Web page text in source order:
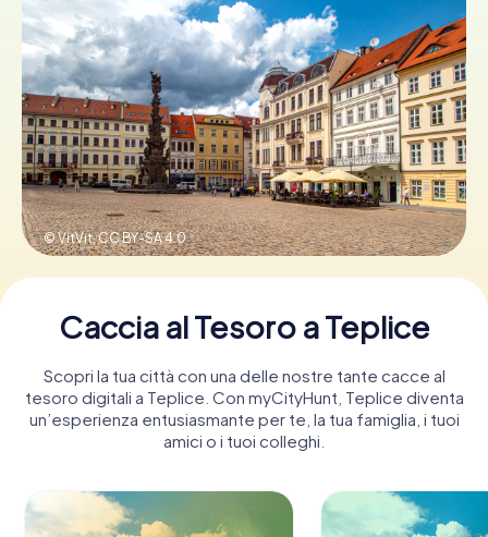
ES
FR UK
IT
NL
Prenota Biglietti
Acquista i Voucher
© VitVit,CC BY-SA 4.0
Caccia al Tesoro a Teplice
Scopri la tua città con una delle nostre tante cacce al
tesoro digitali a Teplice. Con myCityHunt, Teplice diventa
un’esperienza entusiasmante per te, la tua famiglia, i tuoi
amici o i tuoi colleghi.